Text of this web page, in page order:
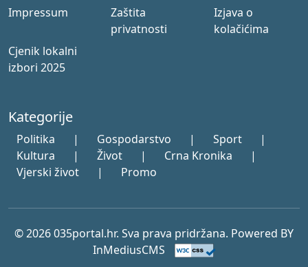
Impressum
Zaštita
privatnosti
Izjava o
kolačićima
Cjenik lokalni
izbori 2025
Kategorije
Politika | Gospodarstvo | Sport
|
Kultura
| Život | Crna Kronika
|
Vjerski život
| Promo
© 2026 035portal.hr. Sva prava pridržana. Powered BY
InMediusCMS